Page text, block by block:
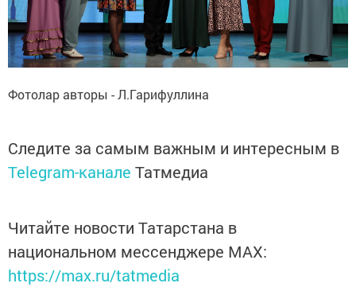
Фотолар авторы - Л.Гарифуллина
Следите за самым важным и интересным в
Telegram-канале Татмедиа
Читайте новости Татарстана в
национальном мессенджере MАХ:
https://max.ru/tatmedia